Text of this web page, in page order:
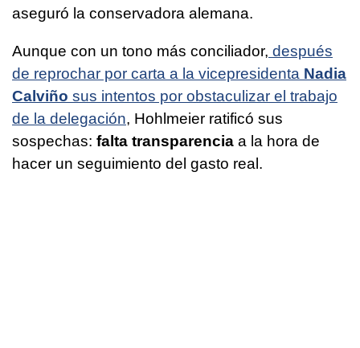
aseguró la conservadora alemana.
Aunque con un tono más conciliador, después
de reprochar por carta a la vicepresidenta Nadia
Calviño sus intentos por obstaculizar el trabajo
de la delegación, Hohlmeier ratificó sus
sospechas: falta transparencia a la hora de
hacer un seguimiento del gasto real.